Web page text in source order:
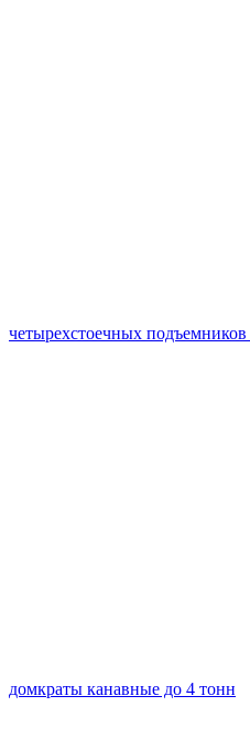
четырехстоечных подъемников
домкраты канавные до 4 тонн